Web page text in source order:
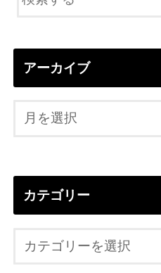
アーカイブ
カテゴリー